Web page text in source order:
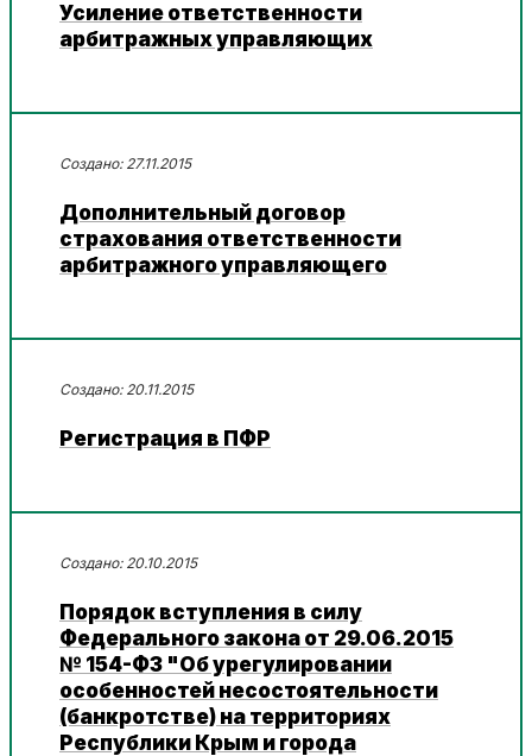
Усиление ответственности
арбитражных управляющих
27.11.2015
Дополнительный договор
страхования ответственности
арбитражного управляющего
20.11.2015
Регистрация в ПФР
20.10.2015
Порядок вступления в силу
Федерального закона от 29.06.2015
№ 154-ФЗ "Об урегулировании
особенностей несостоятельности
(банкротстве) на территориях
Республики Крым и города